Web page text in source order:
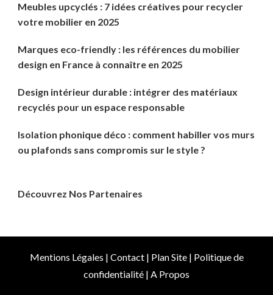
Meubles upcyclés : 7 idées créatives pour recycler
votre mobilier en 2025
Marques eco-friendly : les références du mobilier
design en France à connaître en 2025
Design intérieur durable : intégrer des matériaux
recyclés pour un espace responsable
Isolation phonique déco : comment habiller vos murs
ou plafonds sans compromis sur le style ?
Découvrez Nos Partenaires
Mentions Légales | Contact| Plan Site| Politique de
confidentialité | A Propos